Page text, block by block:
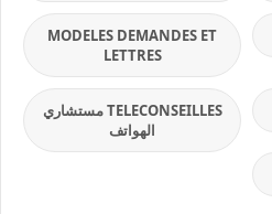
MODELES DEMANDES ET
LETTRES
TELECONSEILLES مستشاري
الهواتف